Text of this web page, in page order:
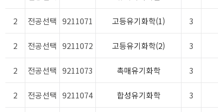
2 전공선택 9211071 고등유기화학(1) 3
2 전공선택 9211072 고등유기화학(2) 3
2 전공선택 9211073 촉매유기화학 3
2 전공선택 9211074 합성유기화학 3